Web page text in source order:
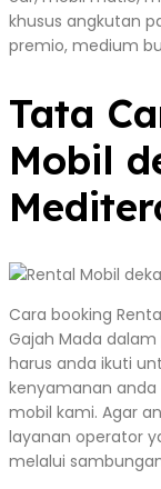
khusus angkutan
premio, medium
Tata
Mobil
Cara booking
Gajah Mada
harus anda ikuti
kenyamanan
mobil kami. Agar
layanan operator
melalui